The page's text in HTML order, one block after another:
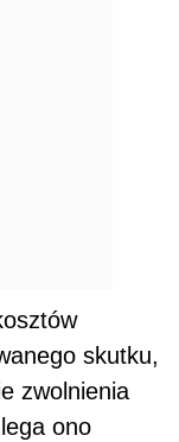
skutku,
zwolnienia
ono